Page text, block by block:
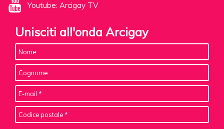
Youtube: Arcigay TV
Unisciti all'onda Arcigay